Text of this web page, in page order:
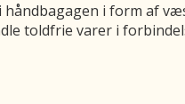
i form af
toldfrie varer i